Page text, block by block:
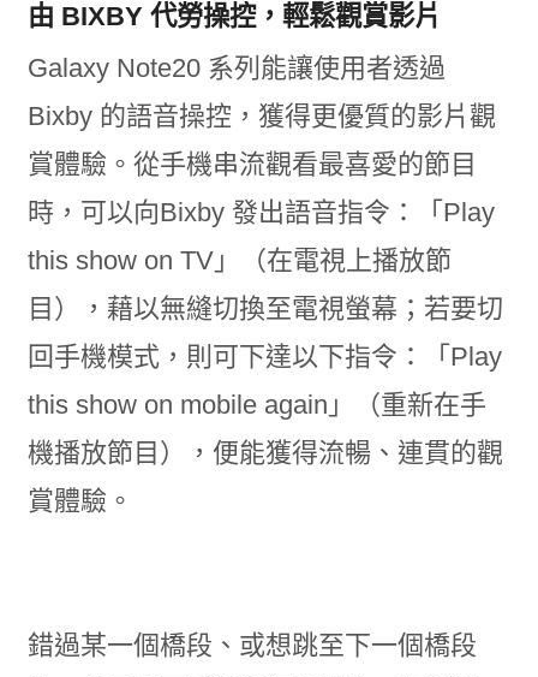
由 BIXBY 代勞操控，輕鬆觀賞影片
Galaxy Note20 系列能讓使用者透過
Bixby 的語音操控，獲得更優質的影片觀
賞體驗。從手機串流觀看最喜愛的節目
時，可以向Bixby 發出語音指令：「Play
this show on TV」（在電視上播放節
目），藉以無縫切換至電視螢幕；若要切
回手機模式，則可下達以下指令：「Play
this show on mobile again」（重新在手
機播放節目），便能獲得流暢、連貫的觀
賞體驗。
錯過某一個橋段、或想跳至下一個橋段